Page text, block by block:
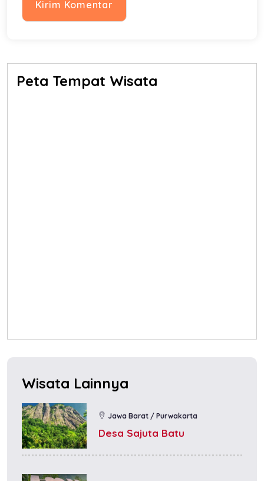
Peta Tempat Wisata
Wisata Lainnya
Jawa Barat / Purwakarta
Desa Sajuta Batu